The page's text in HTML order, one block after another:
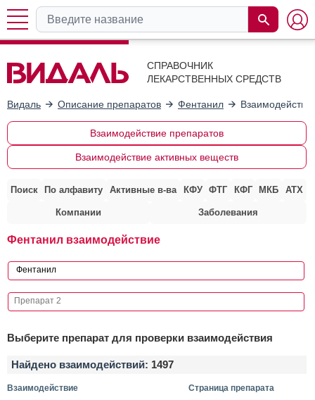
СПРАВОЧНИК
ЛЕКАРСТВЕННЫХ СРЕДСТВ
Видаль Описание препаратов Фентанил
Взаимодействие препаратов
Взаимодействие активных веществ
Поиск По алфавиту Активные в-ва КФУ ФТГ КФГ МКБ АТХ
Компании Заболевания
Фентанил взаимодействие
Выберите препарат для проверки взаимодействия
Найдено взаимодействий: 1497
Взаимодействие Страница препарата